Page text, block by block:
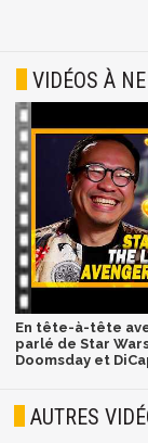
VIDÉOS À
En tête-à-tête
parlé de Star
Doomsday et
AUTRES